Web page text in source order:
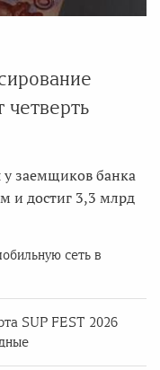
четверть
заемщиков банка
и достиг 3,3 млрд
сеть в
SUP FEST 2026